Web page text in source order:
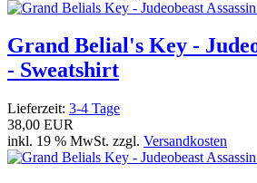
Grand Belial's Key -
- Sweatshirt
Lieferzeit: 3-4 Tage
38,00 EUR
inkl. 19 % MwSt. zzgl. Versandkosten